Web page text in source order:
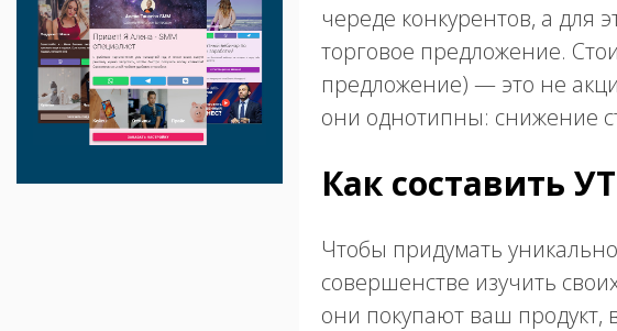
череде конкурентов, а для
торговое предложение.
предложение) — это не
они однотипны: снижение
Как составить
Чтобы придумать
совершенстве изучить
они покупают ваш продукт,